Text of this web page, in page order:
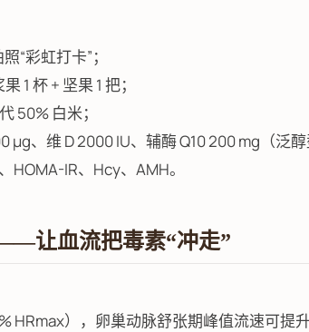
“彩虹打卡”；
1 杯 + 坚果 1 把；
50% 白米；
、维 D 2000 IU、辅酶 Q10 200 mg（泛醇
IR、Hcy、AMH。
让血流把毒素“冲走”
HRmax），卵巢动脉舒张期峰值流速可提